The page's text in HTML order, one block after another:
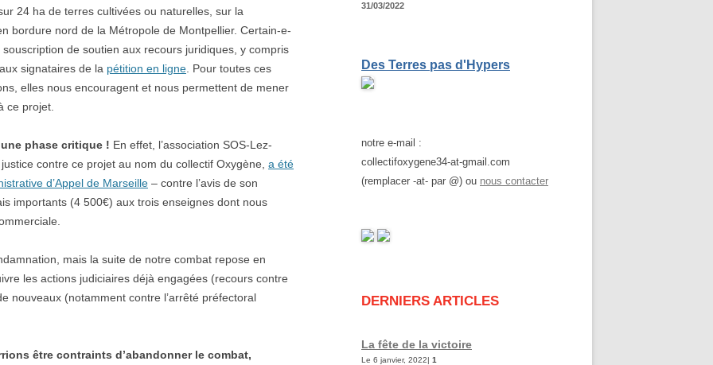
24 ha de terres cultivées ou naturelles, sur la
bordure nord de la Métropole de Montpellier. Certain-e-
de soutien aux recours juridiques, y compris
signataires de la pétition en ligne . Pour toutes ces
elles nous encouragent et nous permettent de mener
ce projet.
phase critique ! En effet, l’association SOS-Lez-
contre ce projet au nom du collectif Oxygène, a été
d’Appel de Marseille – contre l’avis de son
importants (4 500€) aux trois enseignes dont nous
mais la suite de notre combat repose en
les actions judiciaires déjà engagées (recours contre
nouveaux (notamment contre l’arrêté préfectoral
être contraints d’abandonner le combat,
31/03/2022
Des Terres pas d'Hypers
notre e-mail :
collectifoxygene34-at-gmail.com
(remplacer -at- par @) ou nous contacter
DERNIERS ARTICLES
La fête de la victoire
Le 6 janvier, 2022| 1